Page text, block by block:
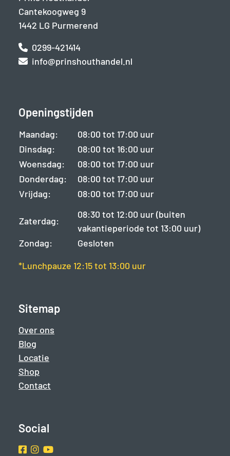
Cantekoogweg 9
1442 LG Purmerend
0299-421414
info@prinshouthandel.nl
Openingstijden
Maandag:
08:00 tot 17:00 uur
Dinsdag:
08:00 tot 16:00 uur
Woensdag:
08:00 tot 17:00 uur
Donderdag:
08:00 tot 17:00 uur
Vrijdag:
08:00 tot 17:00 uur
Zaterdag:
08:30 tot 12:00 uur (buiten
vakantieperiode tot 13:00 uur)
Zondag:
Gesloten
*Lunchpauze 12:15 tot 13:00 uur
Sitemap
Over ons
Blog
Locatie
Shop
Contact
Social
Facebook
Instragram
Youtube